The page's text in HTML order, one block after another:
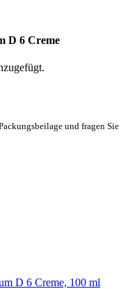
D 6 Creme
und fragen Sie
D 6 Creme, 100 ml